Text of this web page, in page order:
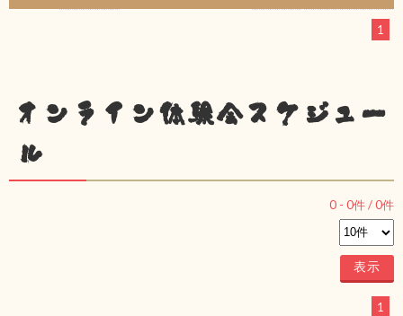
1
オンライン体験会スケジュー
ル
0 - 0件 /0件
1